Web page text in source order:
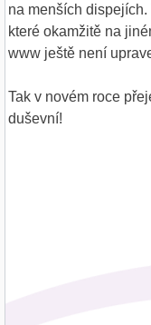
na menších
které okamžitě na
www ještě není
Tak v novém roce
duševní!